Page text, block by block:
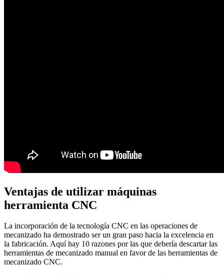
Ventajas de utilizar máquinas
herramienta CNC
La incorporación de la tecnología CNC en las operaciones de
mecanizado ha demostrado ser un gran paso hacia la excelencia en
la fabricación. Aquí hay 10 razones por las que debería descartar las
herramientas de mecanizado manual en favor de las herramientas de
mecanizado CNC.